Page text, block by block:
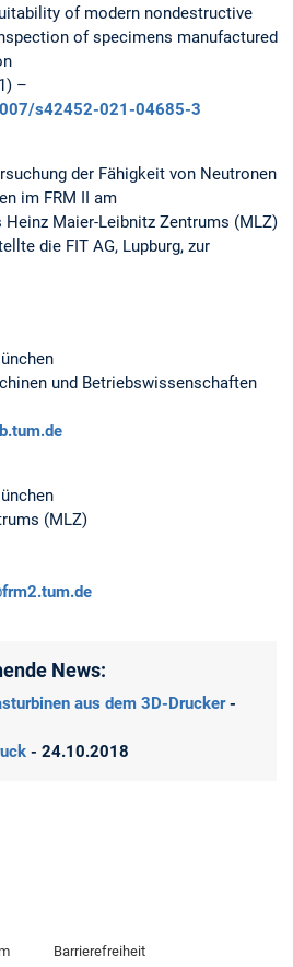
of modern nondestructive
of specimens manufactured
–
s42452-021-04685-3
der Fähigkeit von Neutronen
im FRM II am
Heinz Maier-Leibnitz Zentrums (MLZ)
die FIT AG, Lupburg, zur
und Betriebswissenschaften
(MLZ)
News:
aus dem 3D-Drucker-
- 24.10.2018
Barrierefreiheit